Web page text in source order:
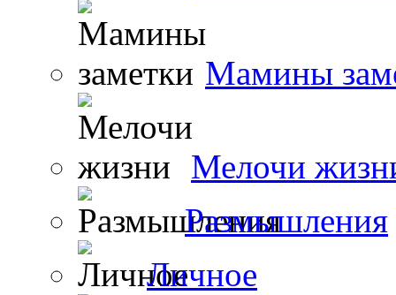
Мамины
Мелочи
Размышления
Личное